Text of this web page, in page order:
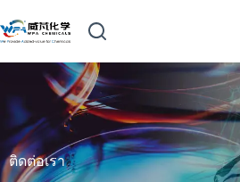
ติดต่อเรา